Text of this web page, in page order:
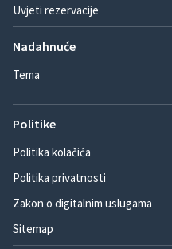
Uvjeti rezervacije
Nadahnuće
Tema
Politike
Politika kolačića
Politika privatnosti
Zakon o digitalnim uslugama
Sitemap